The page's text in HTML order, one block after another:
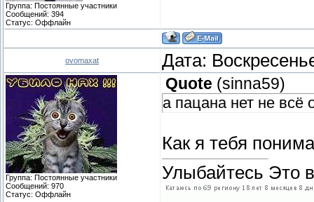
Группа: Постоянные участники
Сообщений: 394
Статус: Оффлайн
ovomaxat Дата:
Группа: Постоянные участники
Сообщений: 970
Статус: Оффлайн
Quote (sinna59)
а пацана нет не всё
Как я тебя
Улыбайтесь Это